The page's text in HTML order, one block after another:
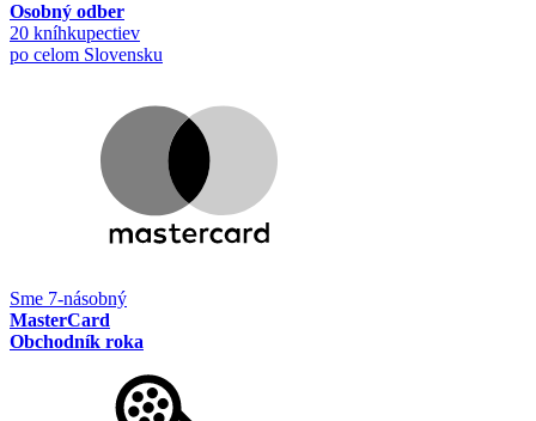
Osobný odber
20 kníhkupectiev
po celom Slovensku
Sme 7-násobný
MasterCard
Obchodník roka